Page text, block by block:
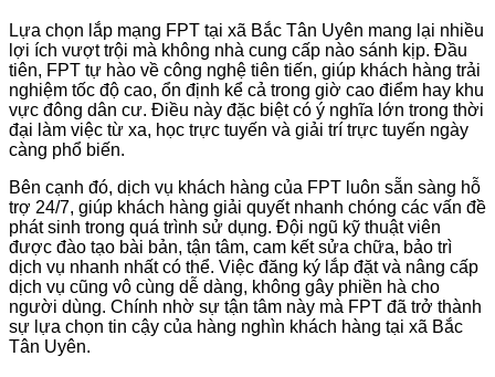
Lựa chọn lắp mạng FPT tại xã Bắc Tân Uyên mang lại nhiều
lợi ích vượt trội mà không nhà cung cấp nào sánh kịp. Đầu
tiên, FPT tự hào về công nghệ tiên tiến, giúp khách hàng trải
nghiệm tốc độ cao, ổn định kể cả trong giờ cao điểm hay khu
vực đông dân cư. Điều này đặc biệt có ý nghĩa lớn trong thời
đại làm việc từ xa, học trực tuyến và giải trí trực tuyến ngày
càng phổ biến.
Bên cạnh đó, dịch vụ khách hàng của FPT luôn sẵn sàng hỗ
trợ 24/7, giúp khách hàng giải quyết nhanh chóng các vấn đề
phát sinh trong quá trình sử dụng. Đội ngũ kỹ thuật viên
được đào tạo bài bản, tận tâm, cam kết sửa chữa, bảo trì
dịch vụ nhanh nhất có thể. Việc đăng ký lắp đặt và nâng cấp
dịch vụ cũng vô cùng dễ dàng, không gây phiền hà cho
người dùng. Chính nhờ sự tận tâm này mà FPT đã trở thành
sự lựa chọn tin cậy của hàng nghìn khách hàng tại xã Bắc
Tân Uyên.